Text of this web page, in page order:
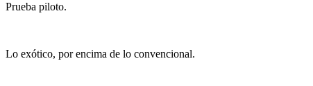
Prueba piloto.
Lo exótico, por encima de lo convencional.